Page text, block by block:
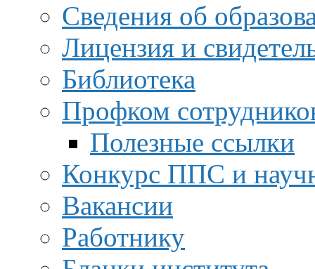
Сведения об
Лицензия и
Библиотека
Профком
Полезные ссылки
Конкурс ППС и
Вакансии
Работнику